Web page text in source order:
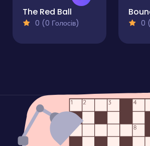
The Red Ball
0 (0 Голосів) 0